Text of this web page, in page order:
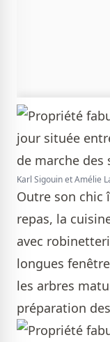
Karl Sigouin et Amélie
Outre son chic
repas, la
avec
longues
les arbres
préparation